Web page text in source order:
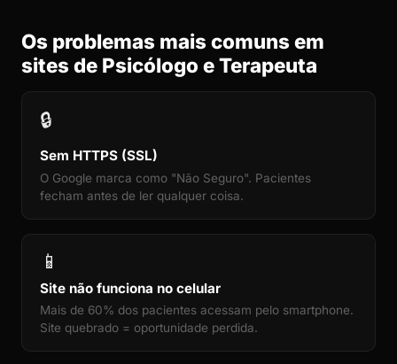
Os problemas mais comuns em
sites de Psicólogo e Terapeuta
🔒
Sem HTTPS (SSL)
O Google marca como "Não Seguro". Pacientes
fecham antes de ler qualquer coisa.
📱
Site não funciona no celular
Mais de 60% dos pacientes acessam pelo smartphone.
Site quebrado = oportunidade perdida.